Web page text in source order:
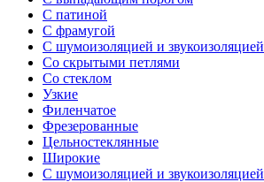
С патиной
С фрамугой
С шумоизоляцией и звукоизоляцией
Со скрытыми петлями
Со стеклом
Узкие
Филенчатое
Фрезерованные
Цельностеклянные
Широкие
С шумоизоляцией и звукоизоляцией